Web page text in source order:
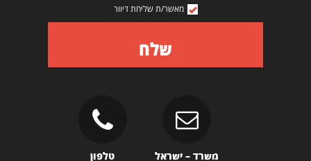
מאשר/ת שליחת דיוור
שלח
משרד – ישראל טלפון